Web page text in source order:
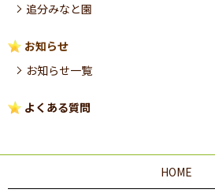
追分みなと園
お知らせ
お知らせ一覧
よくある質問
HOME